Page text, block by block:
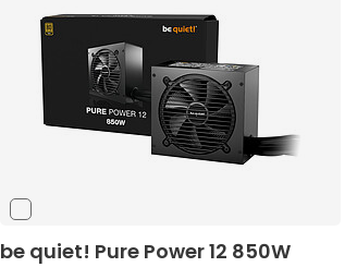
be quiet! Pure Power 12 850W